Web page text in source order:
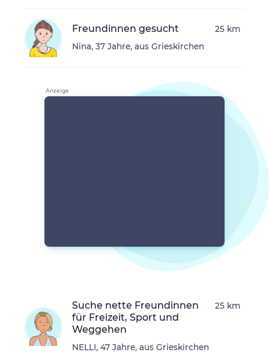
Freundinnen gesucht
Nina, 37 Jahre, aus Grieskirchen
25 km
Suche nette Freundinnen
für Freizeit, Sport und
Weggehen
NELLI, 47 Jahre, aus Grieskirchen
25 km